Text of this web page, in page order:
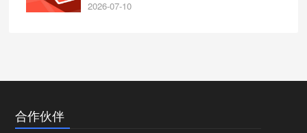
2026-07-10
合作伙伴